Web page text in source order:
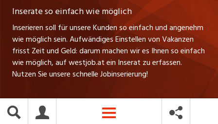
vol.at
Inserate so einfach wie möglich
Inserieren soll für unsere Kunden so einfach und angenehm
wie möglich sein. Aufwändiges Einstellen von Vakanzen
frisst Zeit und Geld: darum machen wir es Ihnen so einfach
wie möglich, auf westjob.at ein Inserat zu erfassen.
Nutzen Sie unsere schnelle Jobinserierung!